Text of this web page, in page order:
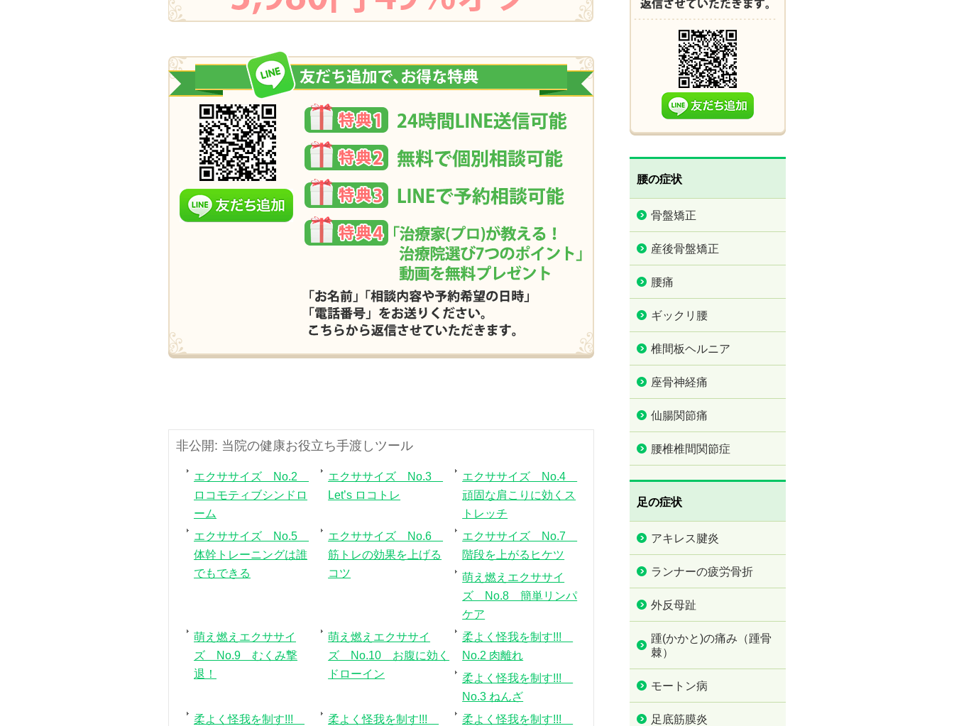
非公開: 当院の健康お役立ち手渡しツール
エクササイズ No.2
ロコモティブシンドロ
ーム
エクササイズ No.3
Let’s ロコトレ
エクササイズ No.4
頑固な肩こりに効くス
トレッチ
エクササイズ No.5
体幹トレーニングは誰
でもできる
エクササイズ No.6
筋トレの効果を上げる
コツ
エクササイズ No.7
階段を上がるヒケツ
萌え燃えエクササイ
ズ No.8 簡単リンパ
ケア
萌え燃えエクササイ
ズ No.9 むくみ撃
退！
萌え燃えエクササイ
ズ No.10 お腹に効く
ドローイン
柔よく怪我を制す!!!
No.2 肉離れ
柔よく怪我を制す!!!
No.3 ねんざ
柔よく怪我を制す!!!
柔よく怪我を制す!!!
柔よく怪我を制す!!!
腰の症状
骨盤矯正
産後骨盤矯正
腰痛
ギックリ腰
椎間板ヘルニア
座骨神経痛
仙腸関節痛
腰椎椎間関節症
足の症状
アキレス腱炎
ランナーの疲労骨折
外反母趾
踵(かかと)の痛み（踵骨
棘）
モートン病
足底筋膜炎